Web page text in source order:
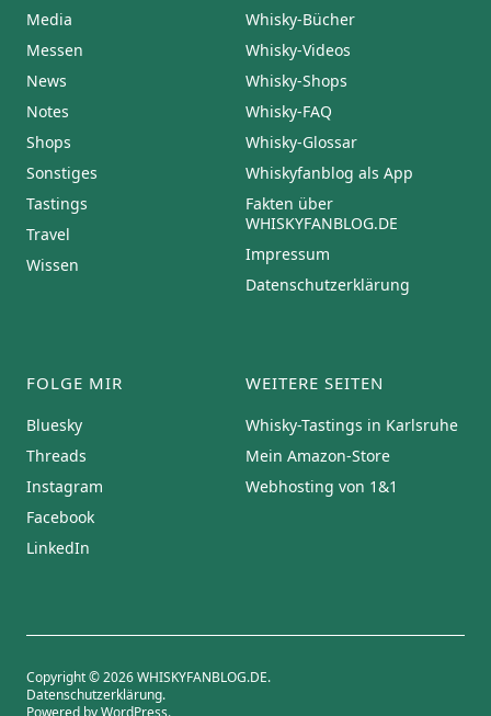
Media
Messen
News
Notes
Shops
Sonstiges
Tastings
Travel
Wissen
Whisky-Bücher
Whisky-Videos
Whisky-Shops
Whisky-FAQ
Whisky-Glossar
Whiskyfanblog als App
Fakten über
WHISKYFANBLOG.DE
Impressum
Datenschutzerklärung
FOLGE MIR
Bluesky
Threads
Instagram
Facebook
LinkedIn
WEITERE SEITEN
Whisky-Tastings in Karlsruhe
Mein Amazon-Store
Webhosting von 1&1
Copyright © 2026 WHISKYFANBLOG.DE
Datenschutzerklärung
Powered byWordPress